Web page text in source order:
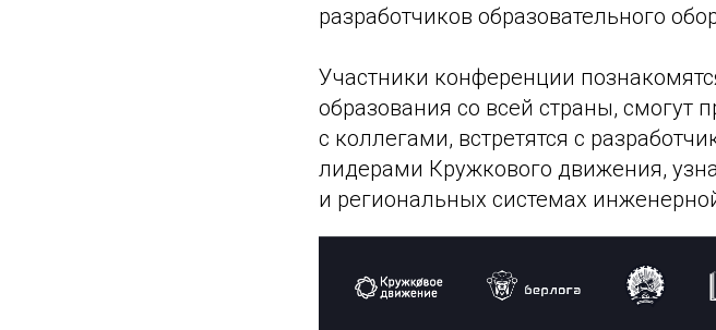
разработчиков образовательного
Участники конференции
образования со всей страны, смогут
с коллегами, встретятся с
лидерами Кружкового движения,
и региональных системах